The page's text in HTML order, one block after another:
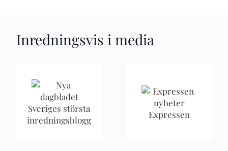
Inredningsvis i media
Sveriges största
inredningsblogg
Expressen